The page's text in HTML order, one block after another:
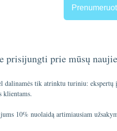
prisijungti prie mūsų
dalinamės tik atrinktu turiniu:
klientams.
10% nuolaidą artimiausiam